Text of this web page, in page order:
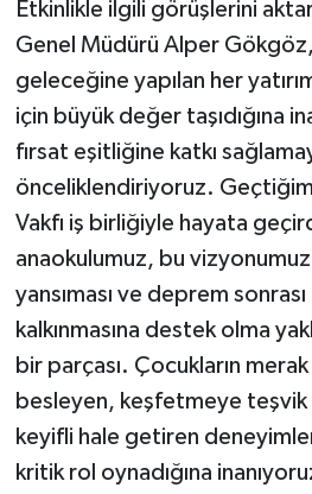
Etkinlikle ilgili görüşlerini
Genel Müdürü Alper
geleceğine yapılan her
için büyük değer taşıdığına
fırsat eşitliğine katkı
önceliklendiriyoruz.
Vakfı iş birliğiyle hayata
anaokulumuz, bu
yansıması ve deprem
kalkınmasına destek olma
bir parçası. Çocukların
besleyen, keşfetmeye
keyifli hale getiren
kritik rol oynadığına